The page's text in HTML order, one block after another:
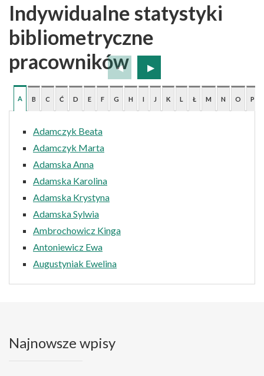
Indywidualne statystyki
bibliometryczne
pracowników
A B C Ć D E F G H I J K L Ł M N O P
Adamczyk Beata
Adamczyk Marta
Adamska Anna
Adamska Karolina
Adamska Krystyna
Adamska Sylwia
Ambrochowicz Kinga
Antoniewicz Ewa
Augustyniak Ewelina
Najnowsze wpisy